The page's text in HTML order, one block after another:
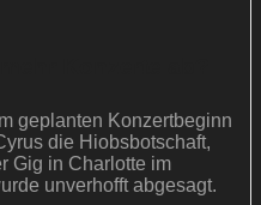
geplanten Konzertbeginn
die Hiobsbotschaft,
Gig in Charlotte im
unverhofft abgesagt.